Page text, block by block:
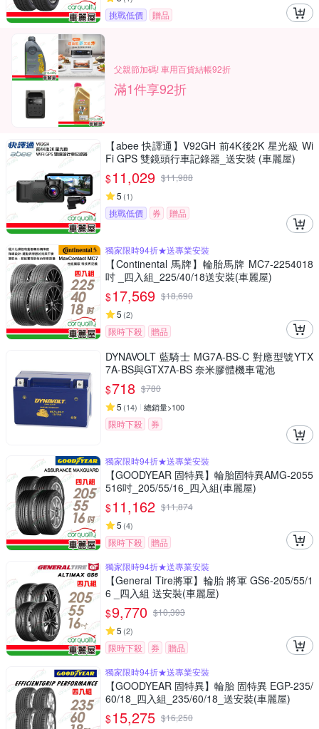
挑戰低價 贈品
父親節加碼! 車用百貨結帳92折
滿1件享92折
【abee 快譯通】V92GH 前4K後2K 星光級 Wi
Fi GPS 雙鏡頭行車記錄器_送安裝 (車麗屋)
$11,029 $11,988
5 (1)
挑戰低價 券 贈品
獨家限時94折★送專業安裝
【Continental 馬牌】輪胎馬牌 MC7-2254018
吋 _四入組_225/40/18送安裝(車麗屋)
$17,569 $18,690
5 (2)
限時下殺 贈品
DYNAVOLT 藍騎士 MG7A-BS-C 對應型號YTX
7A-BS與GTX7A-BS 奈米膠體機車電池
$718 $780
5 (14) 總銷量>100
限時下殺 券
獨家限時94折★送專業安裝
【GOODYEAR 固特異】輪胎固特異AMG-2055
516吋_205/55/16_四入組(車麗屋)
$11,162 $11,874
5 (4)
限時下殺
贈品
獨家限時94折★送專業安裝
【General Tire將軍】輪胎 將軍 GS6-205/55/1
6 _四入組 送安裝(車麗屋)
$9,770 $10,393
5 (2)
限時下殺 券
贈品
獨家限時94折★送專業安裝
【GOODYEAR 固特異】輪胎 固特異 EGP-235/
60/18_四入組_235/60/18_送安裝(車麗屋)
$15,275 $16,250